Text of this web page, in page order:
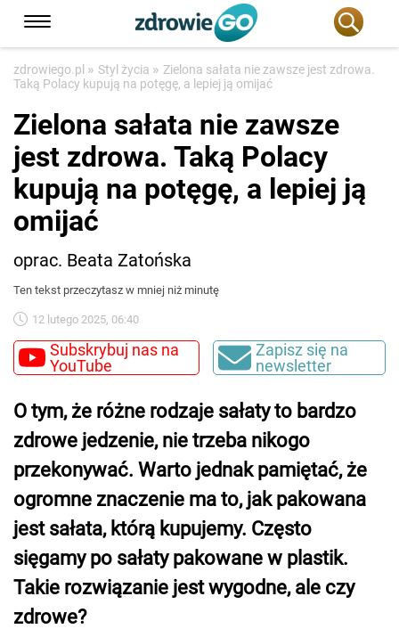
zdrowiego.pl » Styl życia » Zielona sałata nie zawsze jest zdrowa.
Taką Polacy kupują na potęgę, a lepiej ją omijać
Zielona sałata nie zawsze
jest zdrowa. Taką Polacy
kupują na potęgę, a lepiej ją
omijać
oprac. Beata Zatońska
Ten tekst przeczytasz w mniej niż minutę
12 lutego 2025, 06:40
Subskrybuj nas na
YouTube
Zapisz się na
newsletter
O tym, że różne rodzaje sałaty to bardzo
zdrowe jedzenie, nie trzeba nikogo
przekonywać. Warto jednak pamiętać, że
ogromne znaczenie ma to, jak pakowana
jest sałata, którą kupujemy. Często
sięgamy po sałaty pakowane w plastik.
Takie rozwiązanie jest wygodne, ale czy
zdrowe?